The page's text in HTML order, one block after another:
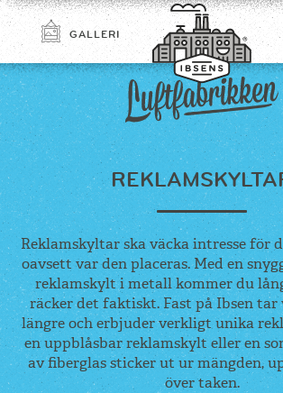
GALLERI
Reklamskyltar ska väcka intresse för
oavsett var den placeras. Med en
reklamskylt i metall kommer du
räcker det faktiskt. Fast på Ibsen tar
längre och erbjuder verkligt unika
en uppblåsbar reklamskylt eller en
av fiberglas sticker ut ur mängden,
över taken.